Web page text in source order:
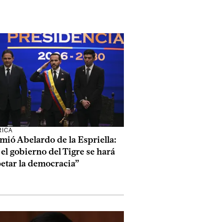
Abelardo de la Espriella:
gobierno del Tigre se hará
la democracia”